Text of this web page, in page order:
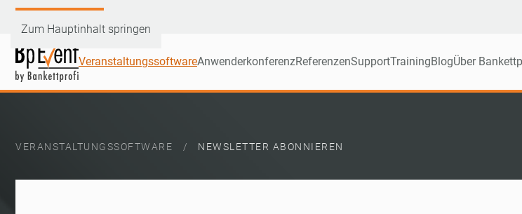
Zum Hauptinhalt springen
VeranstaltungssoftwareAnwenderkonferenzReferenzenSupportTrainingBlogÜber
VERANSTALTUNGSSOFTWARE NEWSLETTER ABONNIEREN